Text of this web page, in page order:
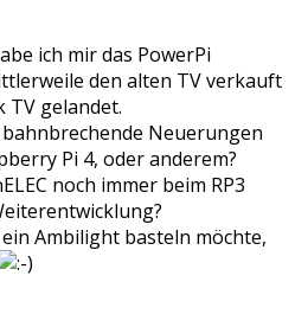
ich mir das PowerPi
den alten TV verkauft
TV gelandet.
Neuerungen
Pi 4, oder anderem?
noch immer beim RP3
Ambilight basteln möchte,